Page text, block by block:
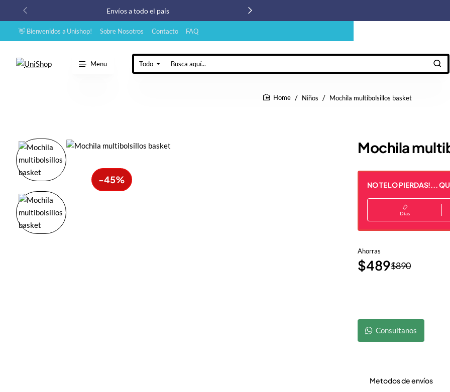
Envíos a todo el país
👋 Bienvenidos a Unishop! Sobre Nosotros Contacto FAQ
Menu Todo
Busca
aquí...
Niños Mochila multibolsillos basket
-45%
Mochila
NO TE LO PIERDAS!...
Días
Ahorras
$489$890
Consultanos
Metodos de envíos